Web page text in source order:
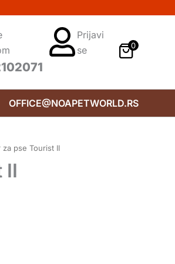
Prijavi
se
0
OFFICE@NOAPETWORLD.RS
pse Tourist II
II